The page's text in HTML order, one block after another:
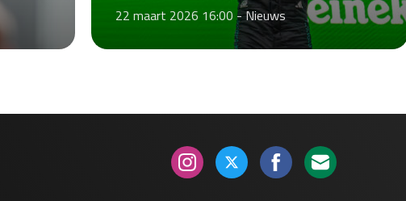
22 maart 2026 16:00 -Nieuws